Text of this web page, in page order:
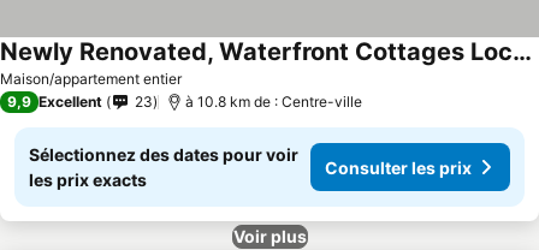
Maison/appartement entier
Newly Renovated, Waterfront Cottages Located In Prince Edward County
9,9 Excellent 23 à 10.8 km de : Centre-ville
Sélectionnez des dates pour voir
les prix exacts
Consulter les prix
Voir plus